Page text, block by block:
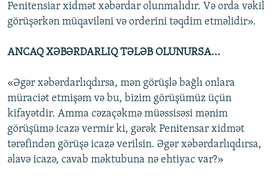
Penitensiar xidmət xəbərdar olunmalıdır. Və orda vəkil
görüşərkən müqaviləni və orderini təqdim etməlidir».
ANCAQ XƏBƏRDARLIQ TƏLƏB OLUNURSA...
«Əgər xəbərdarlıqdırsa, mən görüşlə bağlı onlara
müraciət etmişəm və bu, bizim görüşümüz üçün
kifayətdir. Amma cəzaçəkmə müəssisəsi mənim
görüşümə icazə vermir ki, gərək Penitensar xidmət
tərəfindən görüşə icazə verilsin. Əgər xəbərdarlıqdırsa,
əlavə icazə, cavab məktubuna nə ehtiyac var?»